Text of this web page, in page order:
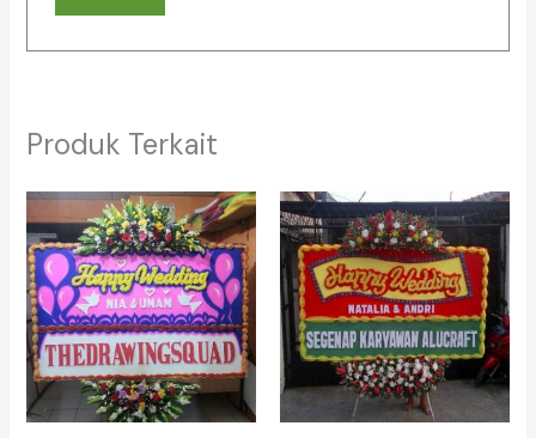
Produk Terkait